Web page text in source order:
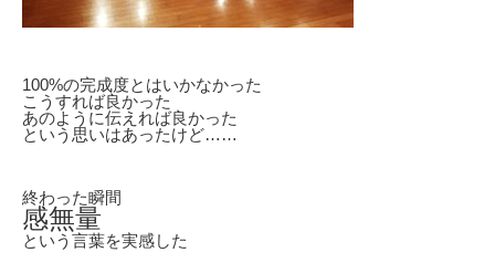
100%の完成度とはいかなかった
こうすれば良かった
あのように伝えれば良かった
という思いはあったけど……
終わった瞬間
感無量
という言葉を実感した